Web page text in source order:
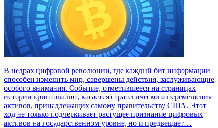
В недрах цифровой революции, где каждый бит информации
способен изменить мир, совершены действия, заслуживающие
особого внимания. Событие, отметившееся на страницах
истории криптовалют, касается стратегического перемещения
активов, принадлежащих самому правительству США. Этот
ход не только подчеркивает растущее признание цифровых
активов на государственном уровне, но и предвещает…